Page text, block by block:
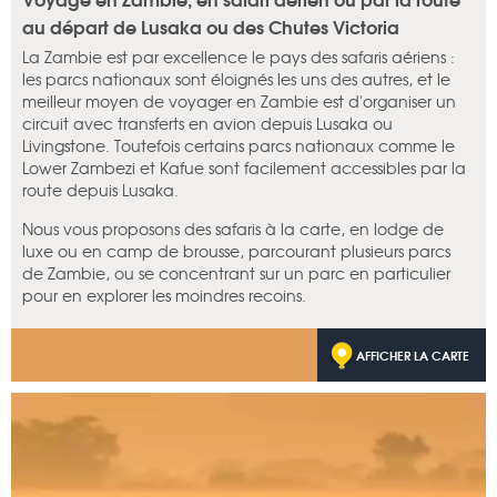
au départ de Lusaka ou des Chutes Victoria
La Zambie est par excellence le pays des safaris aériens :
les parcs nationaux sont éloignés les uns des autres, et le
meilleur moyen de voyager en Zambie est d'organiser un
circuit avec transferts en avion depuis Lusaka ou
Livingstone. Toutefois certains parcs nationaux comme le
Lower Zambezi et Kafue sont facilement accessibles par la
route depuis Lusaka.
Nous vous proposons des safaris à la carte, en lodge de
luxe ou en camp de brousse, parcourant plusieurs parcs
de Zambie, ou se concentrant sur un parc en particulier
pour en explorer les moindres recoins.
AFFICHER LA CARTE